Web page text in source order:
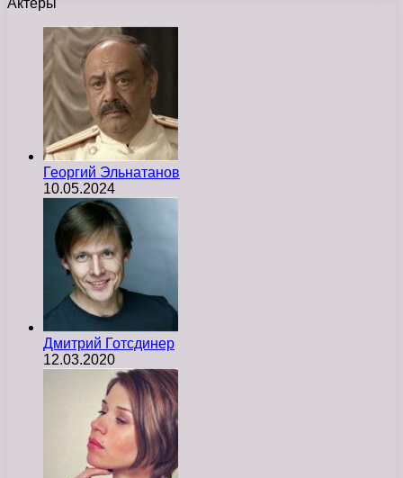
Георгий Эльнатанов
10.05.2024
Дмитрий Готсдинер
12.03.2020